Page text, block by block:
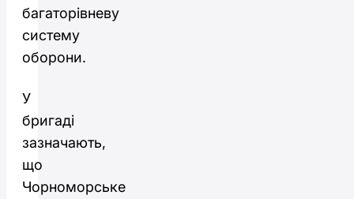
багаторівневу
систему
оборони.
У
бригаді
зазначають,
що
Чорноморське